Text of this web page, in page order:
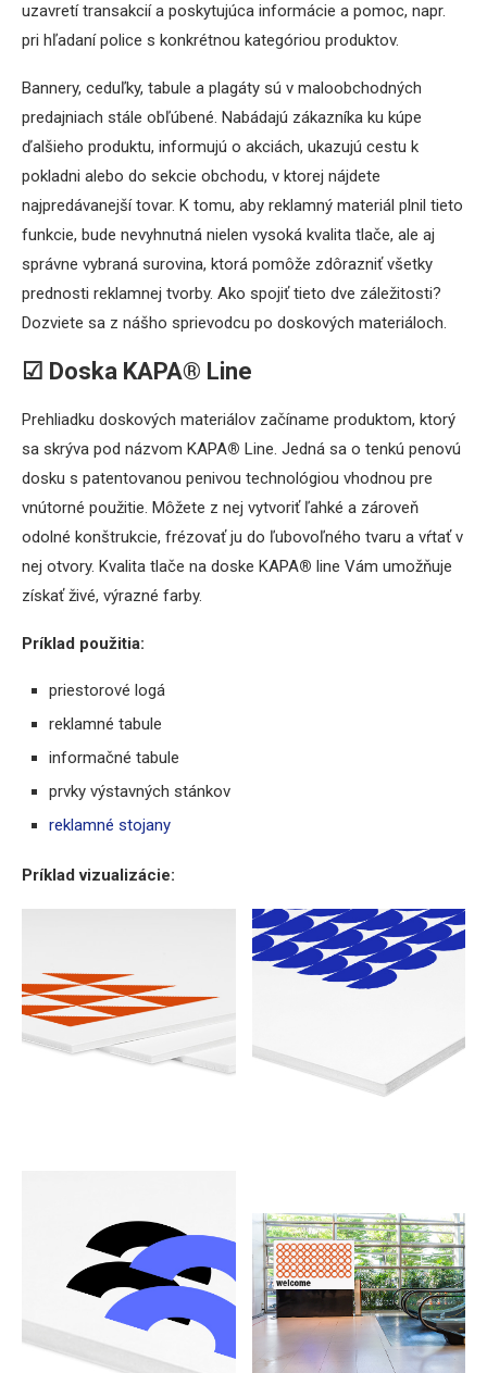
uzavretí transakcií a poskytujúca informácie a pomoc, napr.
pri hľadaní police s konkrétnou kategóriou produktov.
Bannery, ceduľky, tabule a plagáty sú v maloobchodných
predajniach stále obľúbené. Nabádajú zákazníka ku kúpe
ďalšieho produktu, informujú o akciách, ukazujú cestu k
pokladni alebo do sekcie obchodu, v ktorej nájdete
najpredávanejší tovar. K tomu, aby reklamný materiál plnil tieto
funkcie, bude nevyhnutná nielen vysoká kvalita tlače, ale aj
správne vybraná surovina, ktorá pomôže zdôrazniť všetky
prednosti reklamnej tvorby. Ako spojiť tieto dve záležitosti?
Dozviete sa z nášho sprievodcu po doskových materiáloch.
☑ Doska KAPA® Line
Prehliadku doskových materiálov začíname produktom, ktorý
sa skrýva pod názvom KAPA® Line. Jedná sa o tenkú penovú
dosku s patentovanou penivou technológiou vhodnou pre
vnútorné použitie. Môžete z nej vytvoriť ľahké a zároveň
odolné konštrukcie, frézovať ju do ľubovoľného tvaru a vŕtať v
nej otvory. Kvalita tlače na doske KAPA® line Vám umožňuje
získať živé, výrazné farby.
Príklad použitia:
priestorové logá
reklamné tabule
informačné tabule
prvky výstavných stánkov
reklamné stojany
Príklad vizualizácie: